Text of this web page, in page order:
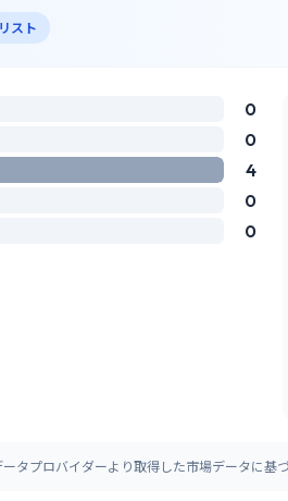
スト
0
0
4
0
0
タプロバイダーより取得した市場データに基